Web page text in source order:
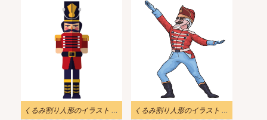
くるみ割り人形のイラスト png 画像 くるみ割り人形のイラスト png ダウンロード